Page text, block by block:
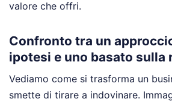
valore che offri.
Confronto tra un
ipotesi e uno basato sulla
Vediamo come si trasforma un
smette di tirare a indovinare.